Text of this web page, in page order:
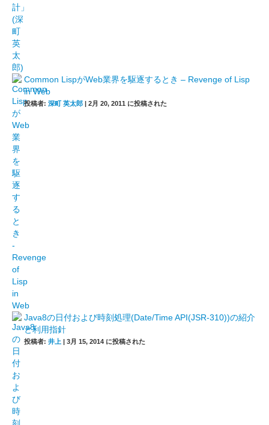
Common LispがWeb業界を駆逐するとき – Revenge of Lisp
in Web
投稿者: 深町 英太郎 | 2月 20, 2011 に投稿された
Java8の日付および時刻処理(Date/Time API(JSR-310))の紹介
と利用指針
投稿者: 井上 | 3月 15, 2014 に投稿された